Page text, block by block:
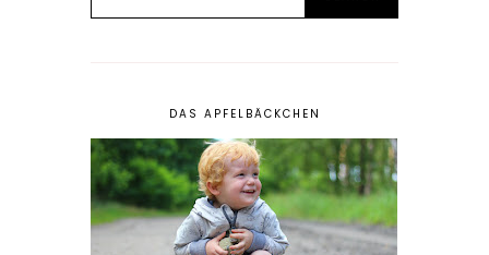
DAS APFELBÄCKCHEN